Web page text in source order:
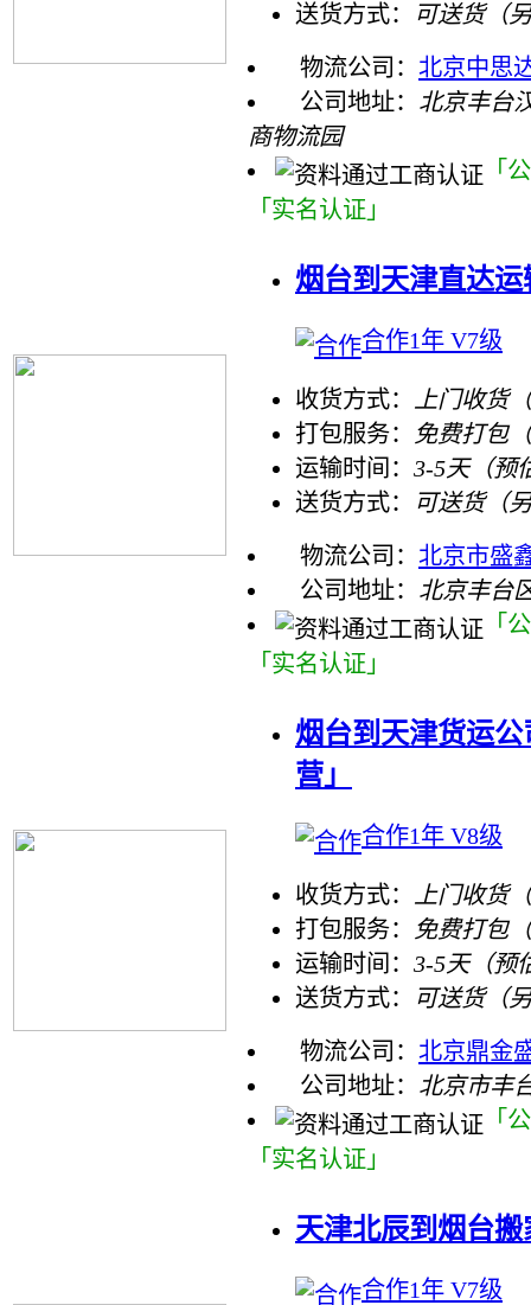
送货方式：
可送货（
物流公司： 北京中思
公司地址： 北京丰台
商物流园
「
「实名认证」
烟台到天津直达
合作1年 V7级
收货方式：
上门收货
打包服务：
免费打包
运输时间： 3-5天（预
送货方式：
可送货（
物流公司： 北京市盛
公司地址： 北京丰台
「
「实名认证」
烟台到天津货运
营」
合作1年 V8级
收货方式：
上门收货
打包服务：
免费打包
运输时间： 3-5天（预
送货方式：
可送货（
物流公司： 北京鼎金
公司地址： 北京市丰
「
「实名认证」
天津北辰到烟台
合作1年 V7级